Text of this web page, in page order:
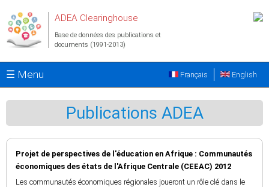
ADEA Clearinghouse
Base de données des publications et
documents (1991-2013)
☰ Menu English
Français
Publications ADEA
Projet de perspectives de l'éducation en Afrique : Communautés
économiques des états de l'Afrique Centrale (CEEAC) 2012
Les communautés économiques régionales joueront un rôle clé dans le